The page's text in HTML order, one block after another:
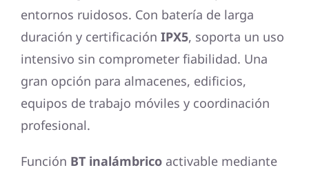
entornos ruidosos. Con batería de larga
duración y certificación IPX5, soporta un uso
intensivo sin comprometer fiabilidad. Una
gran opción para almacenes, edificios,
equipos de trabajo móviles y coordinación
profesional.
Función BT inalámbricoactivable mediante